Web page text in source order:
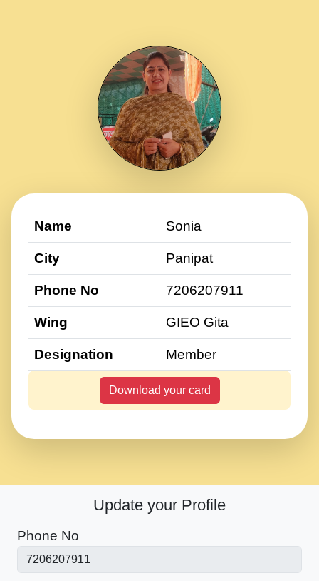
Name Sonia
City Panipat
Phone No 7206207911
Wing GIEO Gita
Designation Member
Download your card
Update your Profile
Phone No